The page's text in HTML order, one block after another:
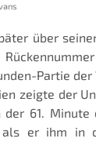
über
Partie
zeigte der
der 61. Minute
er ihm in